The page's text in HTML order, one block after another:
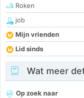
Roken
job
Mijn vrienden
Lid sinds
Wat meer
Op zoek naar